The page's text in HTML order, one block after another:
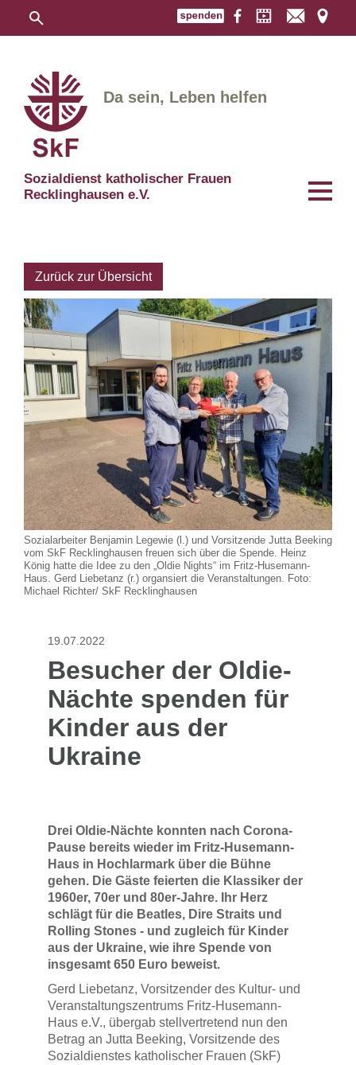
Sozialdienst katholischer Frauen
Recklinghausen e.V.
Da sein, Leben helfen
Zurück zur Übersicht
Sozialarbeiter Benjamin Legewie (l.) und Vorsitzende Jutta Beeking
vom SkF Recklinghausen freuen sich über die Spende. Heinz
König hatte die Idee zu den „Oldie Nights“ im Fritz-Husemann-
Haus. Gerd Liebetanz (r.) organsiert die Veranstaltungen. Foto:
Michael Richter/ SkF Recklinghausen
19.07.2022
Besucher der Oldie-
Nächte spenden für
Kinder aus der
Ukraine
Drei Oldie-Nächte konnten nach Corona-
Pause bereits wieder im Fritz-Husemann-
Haus in Hochlarmark über die Bühne
gehen. Die Gäste feierten die Klassiker der
1960er, 70er und 80er-Jahre. Ihr Herz
schlägt für die Beatles, Dire Straits und
Rolling Stones - und zugleich für Kinder
aus der Ukraine, wie ihre Spende von
insgesamt 650 Euro beweist.
Gerd Liebetanz, Vorsitzender des Kultur- und
Veranstaltungszentrums Fritz-Husemann-
Haus e.V., übergab stellvertretend nun den
Betrag an Jutta Beeking, Vorsitzende des
Sozialdienstes katholischer Frauen (SkF)